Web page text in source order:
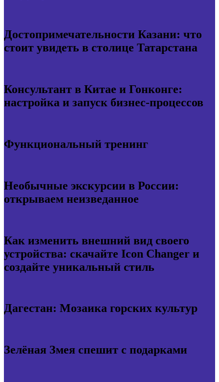
Достопримечательности Казани: что
стоит увидеть в столице Татарстана
Консультант в Китае и Гонконге:
настройка и запуск бизнес-процессов
Функциональный тренинг
Необычные экскурсии в России:
открываем неизведанное
Как изменить внешний вид своего
устройства: скачайте Icon Changer и
создайте уникальный стиль
Дагестан: Мозаика горских культур
Зелёная Змея спешит с подарками